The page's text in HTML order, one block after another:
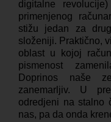
digitalne
primenjenog
stižu jedan za
složeniji. Praktično,
oblast u kojoj
pismenost
Doprinos naše
zanemarljiv. U
odredjeni na stalno
nas, pa da onda